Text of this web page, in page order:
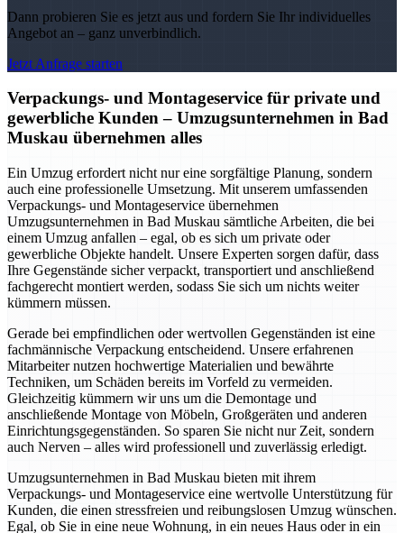
Dann probieren Sie es jetzt aus und fordern Sie Ihr individuelles
Angebot an – ganz unverbindlich.
Jetzt Anfrage starten
Verpackungs- und Montageservice für private und
gewerbliche Kunden – Umzugsunternehmen in Bad
Muskau übernehmen alles
Ein Umzug erfordert nicht nur eine sorgfältige Planung, sondern
auch eine professionelle Umsetzung. Mit unserem umfassenden
Verpackungs- und Montageservice übernehmen
Umzugsunternehmen in Bad Muskau sämtliche Arbeiten, die bei
einem Umzug anfallen – egal, ob es sich um private oder
gewerbliche Objekte handelt. Unsere Experten sorgen dafür, dass
Ihre Gegenstände sicher verpackt, transportiert und anschließend
fachgerecht montiert werden, sodass Sie sich um nichts weiter
kümmern müssen.
Gerade bei empfindlichen oder wertvollen Gegenständen ist eine
fachmännische Verpackung entscheidend. Unsere erfahrenen
Mitarbeiter nutzen hochwertige Materialien und bewährte
Techniken, um Schäden bereits im Vorfeld zu vermeiden.
Gleichzeitig kümmern wir uns um die Demontage und
anschließende Montage von Möbeln, Großgeräten und anderen
Einrichtungsgegenständen. So sparen Sie nicht nur Zeit, sondern
auch Nerven – alles wird professionell und zuverlässig erledigt.
Umzugsunternehmen in Bad Muskau bieten mit ihrem
Verpackungs- und Montageservice eine wertvolle Unterstützung für
Kunden, die einen stressfreien und reibungslosen Umzug wünschen.
Egal, ob Sie in eine neue Wohnung, in ein neues Haus oder in ein